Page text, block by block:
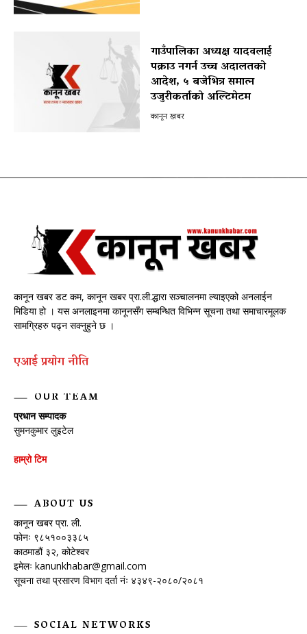
गाउँपालिका अध्यक्ष यादवलाई
पक्राउ नगर्न उच्च अदालतको
आदेश, ५ बजेभित्र समात्न
उजुरीकर्ताको अल्टिमेटम
कानून खबर
कानून खबर डट कम, कानून खबर प्रा.ली.द्धारा सञ्चालनमा ल्याइएको अनलाईन
मिडिया हो । यस अनलाइनमा कानूनसँग सम्बन्धित विभिन्न सूचना तथा समाचारमूलक
सामग्रिहरु पढ्न सक्नुहुने छ ।
एआई प्रयाेग नीति
OUR TEAM
प्रधान सम्पादक
सुमनकुमार लुइटेल
हाम्रो टिम
ABOUT US
कानून खबर प्रा. ली.
फोनः ९८५१००३३८५
काठमाडौं ३२, कोटेश्वर
इमेलः kanunkhabar@gmail.com
सूचना तथा प्रसारण विभाग दर्ता नंः ४३४९-२०८०/२०८१
SOCIAL NETWORKS